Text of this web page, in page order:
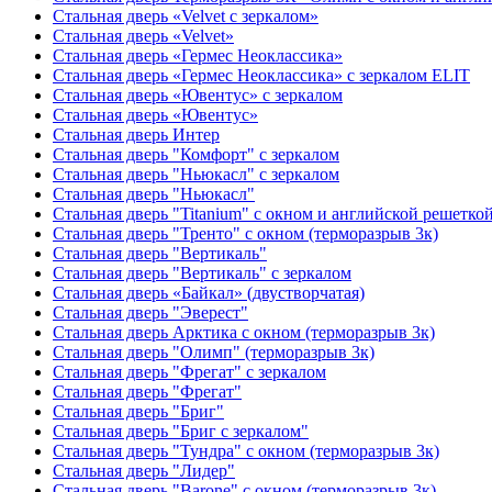
Стальная дверь «Velvet с зеркалом»
Стальная дверь «Velvet»
Стальная дверь «Гермес Неоклассика»
Стальная дверь «Гермес Неоклассика» с зеркалом ELIT
Стальная дверь «Ювентус» с зеркалом
Стальная дверь «Ювентус»
Стальная дверь Интер
Стальная дверь "Комфорт" с зеркалом
Стальная дверь "Ньюкасл" с зеркалом
Стальная дверь "Ньюкасл"
Стальная дверь "Titanium" с окном и английской
Стальная дверь "Тренто" с окном (терморазрыв 3к)
Стальная дверь "Вертикаль"
Стальная дверь "Вертикаль" с зеркалом
Стальная дверь «Байкал» (двустворчатая)
Стальная дверь "Эверест"
Стальная дверь Арктика с окном (терморазрыв 3к)
Стальная дверь "Олимп" (терморазрыв 3к)
Стальная дверь "Фрегат" с зеркалом
Стальная дверь "Фрегат"
Стальная дверь "Бриг"
Стальная дверь "Бриг с зеркалом"
Стальная дверь "Тундра" с окном (терморазрыв 3к)
Стальная дверь "Лидер"